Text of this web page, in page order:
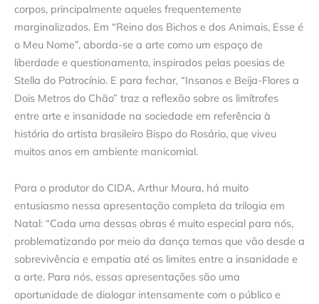
corpos, principalmente aqueles frequentemente
marginalizados. Em “Reino dos Bichos e dos Animais, Esse é
o Meu Nome”, aborda-se a arte como um espaço de
liberdade e questionamento, inspirados pelas poesias de
Stella do Patrocínio. E para fechar, “Insanos e Beija-Flores a
Dois Metros do Chão” traz a reflexão sobre os limítrofes
entre arte e insanidade na sociedade em referência à
história do artista brasileiro Bispo do Rosário, que viveu
muitos anos em ambiente manicomial.
Para o produtor do CIDA, Arthur Moura, há muito
entusiasmo nessa apresentação completa da trilogia em
Natal: “Cada uma dessas obras é muito especial para nós,
problematizando por meio da dança temas que vão desde a
sobrevivência e empatia até os limites entre a insanidade e
a arte. Para nós, essas apresentações são uma
oportunidade de dialogar intensamente com o público e